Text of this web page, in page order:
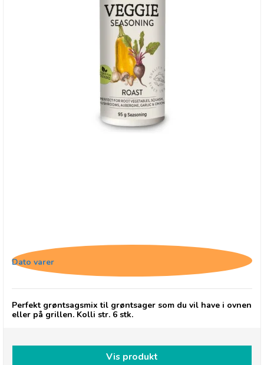
Dato varer
Perfekt grøntsagsmix til grøntsager som du vil have i ovnen
eller på grillen. Kolli str. 6 stk.
Vis produkt